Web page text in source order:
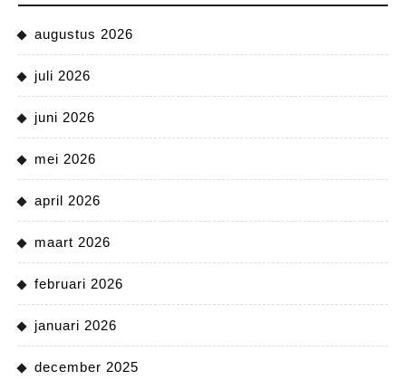
augustus 2026
juli 2026
juni 2026
mei 2026
april 2026
maart 2026
februari 2026
januari 2026
december 2025